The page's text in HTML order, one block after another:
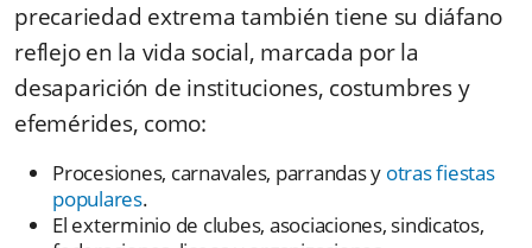
precariedad extrema también tiene su diáfano
reflejo en la vida social, marcada por la
desaparición de instituciones, costumbres y
efemérides, como:
Procesiones, carnavales, parrandas y otras fiestas
populares.
El exterminio de clubes, asociaciones, sindicatos,